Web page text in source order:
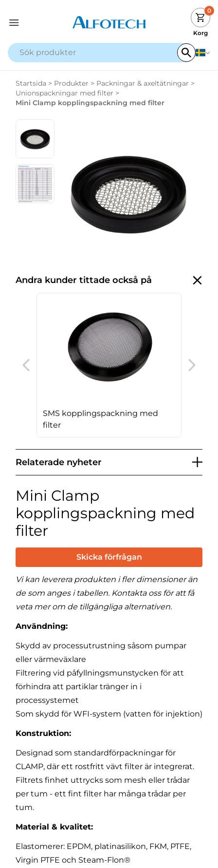
0
Korg
Startsida > Produkter > Packningar & axeltätningar >
Unionspackningar med filter >
Mini Clamp kopplingspackning med filter
Andra kunder tittade också på
SMS kopplingspackning med
filter
Relaterade nyheter
Mini Clamp
kopplingspackning med
filter
Skicka förfrågan
Vi kan leverera produkten i fler dimensioner än
de som anges i tabellen. Kontakta oss för att få
veta mer om de tillgängliga alternativen.
Användning:
Skydd av processutrustning såsom pumpar
eller värmeväxlare
Filtrering vid påfyllningsmunstycken för att
förhindra att partiklar tränger in i
processystemet
Som skydd för WFI-system (vatten för injektion)
Konstruktion:
Designad som standardförpackningar för
CLAMP, där ett rostfritt vävt filter är integrerat.
Filtrets finhet uttrycks som mesh eller trådar
per tum - ett fint filter har många trådar per
tum.
Material & kvalitet:
Elastomerer: EPDM, platinasilikon, FKM, PTFE,
Virgin PTFE och Steam-Flon®